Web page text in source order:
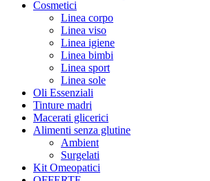
Cosmetici
Linea corpo
Linea viso
Linea igiene
Linea bimbi
Linea sport
Linea sole
Oli Essenziali
Tinture madri
Macerati glicerici
Alimenti senza glutine
Ambient
Surgelati
Kit Omeopatici